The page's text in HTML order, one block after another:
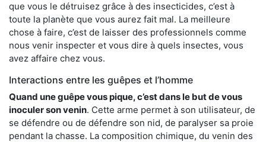
que vous le détruisez grâce à des insecticides, c’est à
toute la planète que vous aurez fait mal. La meilleure
chose à faire, c’est de laisser des professionnels comme
nous venir inspecter et vous dire à quels insectes, vous
avez affaire chez vous.
Interactions entre les guêpes et l’homme
Quand une guêpe vous pique, c’est dans le but de vous
inoculer son venin. Cette arme permet à son utilisateur, de
se défendre ou de défendre son nid, de paralyser sa proie
pendant la chasse. La composition chimique, du venin des